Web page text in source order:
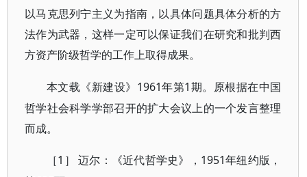
以马克思列宁主义为指南，以具体问题具体分析的方
法作为武器，这样一定可以保证我们在研究和批判西
方资产阶级哲学的工作上取得成果。
本文载《新建设》 1961年第1期。原根据在中国
哲学社会科学学部召开的扩大会议上的一个发言整理
而成。
［1 ］
迈尔：《近代哲学史》，1951年纽约版，